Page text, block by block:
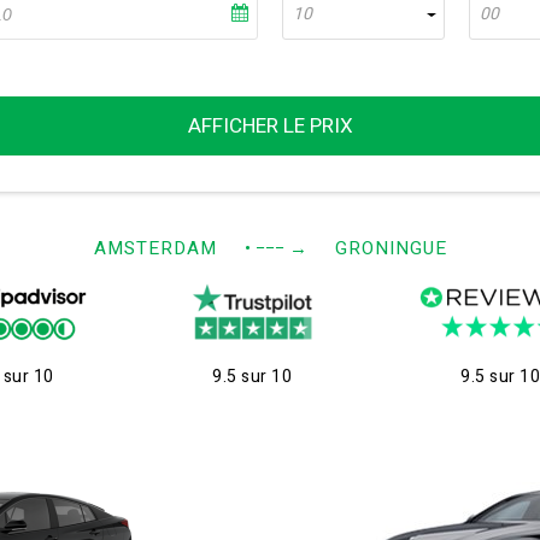
10 00
AFFICHER LE PRIX
AMSTERDAM • −−− → GRONINGUE
10 9.5 sur 10 9.5 sur 10